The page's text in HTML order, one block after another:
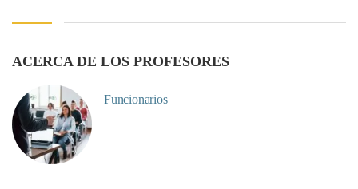
ACERCA DE LOS PROFESORES
Funcionarios